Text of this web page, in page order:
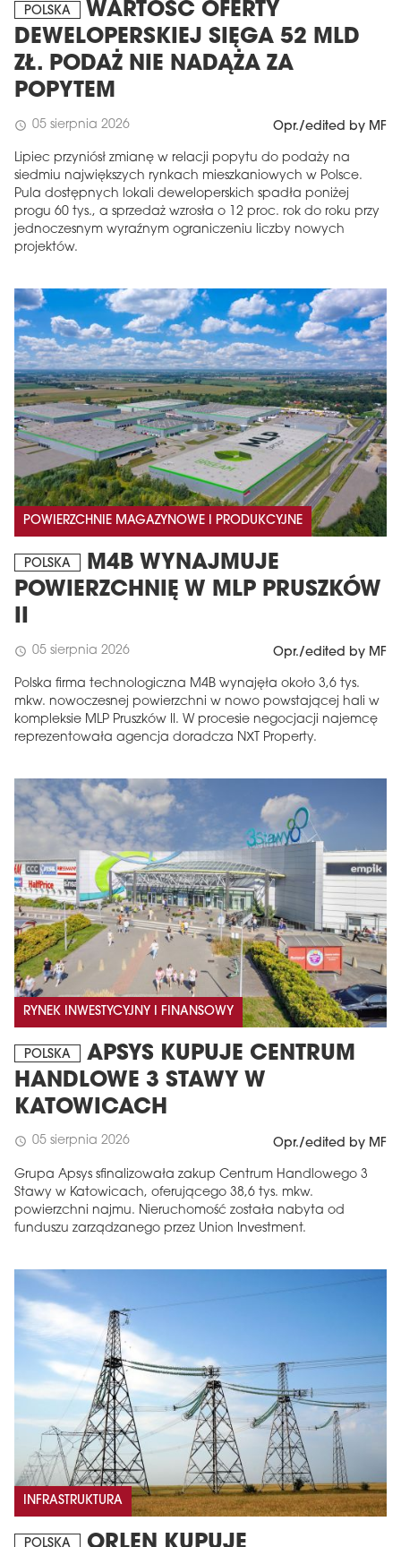
POLSKA
WARTOŚĆ OFERTY
DEWELOPERSKIEJ SIĘGA 52 MLD
ZŁ. PODAŻ NIE NADĄŻA ZA
POPYTEM
schedule 05 sierpnia 2026 Opr./edited by MF
Lipiec przyniósł zmianę w relacji popytu do podaży na
siedmiu największych rynkach mieszkaniowych w Polsce.
Pula dostępnych lokali deweloperskich spadła poniżej
progu 60 tys., a sprzedaż wzrosła o 12 proc. rok do roku przy
jednoczesnym wyraźnym ograniczeniu liczby nowych
projektów.
POWIERZCHNIE MAGAZYNOWE I PRODUKCYJNE
POLSKA
M4B WYNAJMUJE
POWIERZCHNIĘ W MLP PRUSZKÓW
II
schedule 05 sierpnia 2026 Opr./edited by MF
Polska firma technologiczna M4B wynajęła około 3,6 tys.
mkw. nowoczesnej powierzchni w nowo powstającej hali w
kompleksie MLP Pruszków II. W procesie negocjacji najemcę
reprezentowała agencja doradcza NXT Property.
RYNEK INWESTYCYJNY I FINANSOWY
POLSKA
APSYS KUPUJE CENTRUM
HANDLOWE 3 STAWY W
KATOWICACH
schedule 05 sierpnia 2026 Opr./edited by MF
Grupa Apsys sfinalizowała zakup Centrum Handlowego 3
Stawy w Katowicach, oferującego 38,6 tys. mkw.
powierzchni najmu. Nieruchomość została nabyta od
funduszu zarządzanego przez Union Investment.
INFRASTRUKTURA
POLSKA
MAGAZYN
Wydanie 6 (308)
Więcej w tym wydaniu
arrow_forward
Zamów teraz!